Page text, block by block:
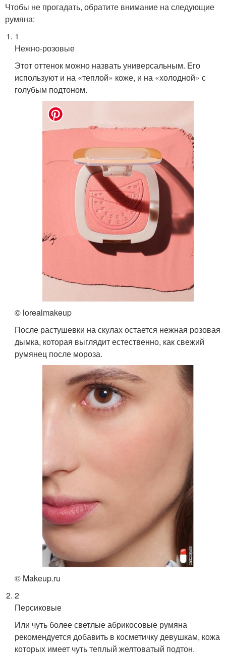
Чтобы не прогадать, обратите внимание на следующие
румяна:
1
Нежно-розовые
Этот оттенок можно назвать универсальным. Его
используют и на «теплой» коже, и на «холодной» с
голубым подтоном.
© lorealmakeup
После растушевки на скулах остается нежная розовая
дымка, которая выглядит естественно, как свежий
румянец после мороза.
© Makeup.ru
2
Персиковые
Или чуть более светлые абрикосовые румяна
рекомендуется добавить в косметичку девушкам, кожа
которых имеет чуть теплый желтоватый подтон.